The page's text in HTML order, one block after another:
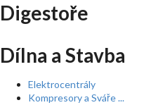
Digestoře
Dílna a Stavba
Elektrocentrály
Kompresory a Sváře ...